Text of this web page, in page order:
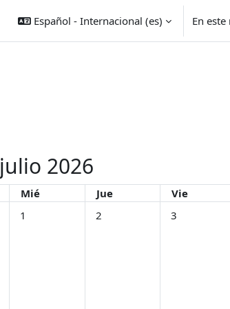
Español - Internacional ‎(es)‎ En
julio 2026
Miércoles
Mié Jueves
Jue Viernes
Vie
Sin eventos, miércoles, 1 julio
1 Sin eventos, jueves, 2 julio
2 Sin eventos,
3